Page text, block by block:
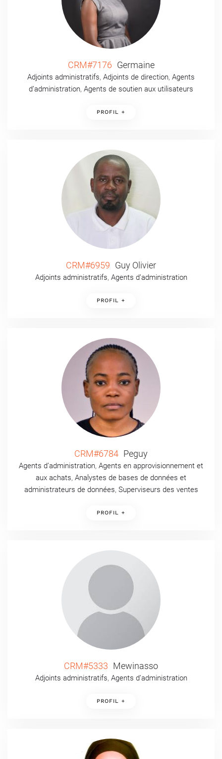
CRM#7176 Germaine
Adjoints administratifs, Adjoints de direction, Agents
d’administration, Agents de soutien aux utilisateurs
PROFIL +
CRM#6959 Guy Olivier
Adjoints administratifs, Agents d’administration
PROFIL +
CRM#6784 Peguy
Agents d’administration, Agents en approvisionnement et
aux achats, Analystes de bases de données et
administrateurs de données, Superviseurs des ventes
PROFIL +
CRM#5333 Mewinasso
Adjoints administratifs, Agents d’administration
PROFIL +